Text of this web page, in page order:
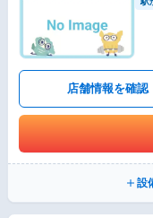
店舗情報を確認
設